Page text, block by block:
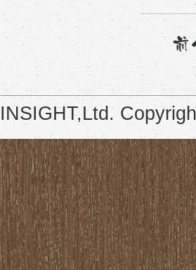
INSIGHT,Ltd.